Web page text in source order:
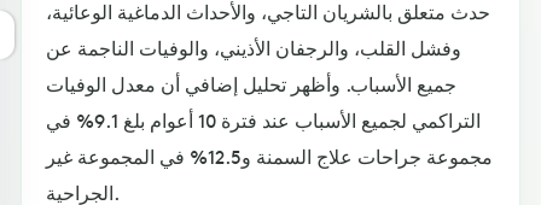
حدث متعلق بالشريان التاجي، والأحداث الدماغية الوعائية،
وفشل القلب، والرجفان الأذيني، والوفيات الناجمة عن
جميع الأسباب. وأظهر تحليل إضافي أن معدل الوفيات
التراكمي لجميع الأسباب عند فترة 10 أعوام بلغ 9.1% في
مجموعة جراحات علاج السمنة و12.5% في المجموعة غير
الجراحية.